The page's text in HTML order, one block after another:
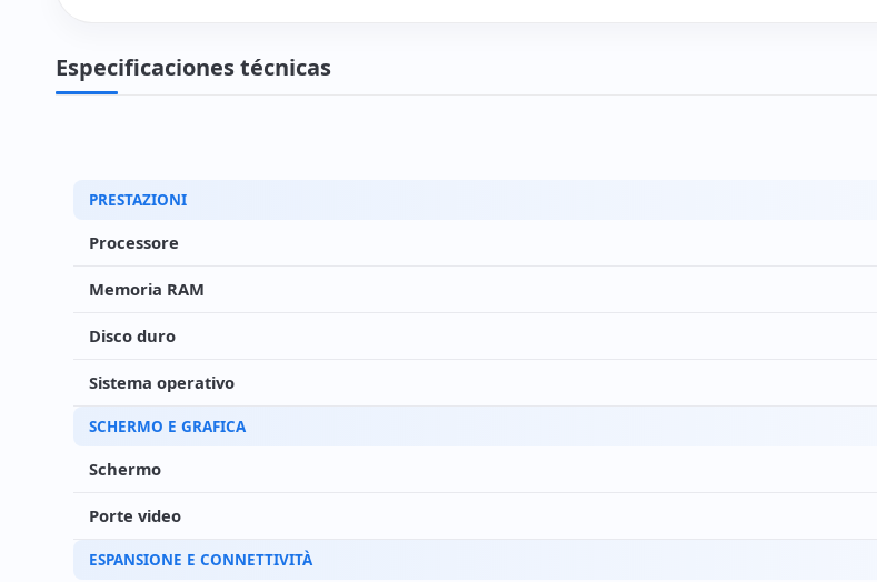
Especificaciones técnicas
PRESTAZIONI
Processore
Memoria RAM
Disco duro
Sistema operativo
SCHERMO E GRAFICA
Schermo
Porte video
ESPANSIONE E CONNETTIVITÀ